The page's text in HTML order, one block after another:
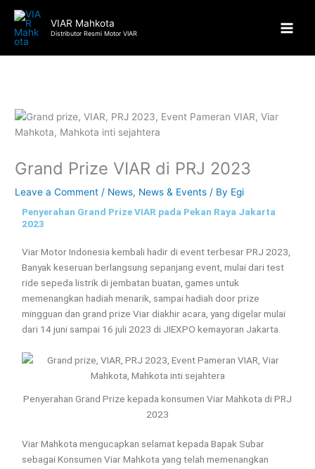
content
VIAR Mahkota
Distributor Resmi Motor VIAR
Grand Prize VIAR di PRJ 2023
Leave a Comment / News, News & Events / By Egi
Penyerahan Grand Prize VIAR pada Pekan Raya Jakarta
2023
Viar Motor Indonesia kembali hadir di event terbesar PRJ 2023,
Banyak keseruan berlangsung sepanjang event, mulai dari test
ride sepeda listrik di jembatan buatan, games untuk
memenangkan hadiah menarik, sampai hadiah door prize
mingguan dan grand prize Viar diakhir acara, yang digelar mulai
dari 14 juni sampai 16 juli 2023 di JIEXPO kemayoran Jakarta.
Penyerahan Grand Prize kepada konsumen Viar Mahkota di PRJ
2023
Viar Mahkota mengucapkan selamat kepada Bapak Subar
sebagai Konsumen Viar Mahkota yang telah memenangkan